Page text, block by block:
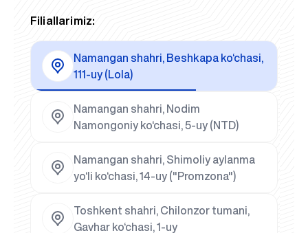
Filiallarimiz:
Namangan shahri, Beshkapa ko‘chasi,
111-uy (Lola)
Namangan shahri, Nodim
Namongoniy ko‘chasi, 5-uy (NTD)
Namangan shahri, Shimoliy aylanma
yo‘li ko‘chasi, 14-uy ("Promzona")
Toshkent shahri, Chilonzor tumani,
Gavhar ko‘chasi, 1-uy